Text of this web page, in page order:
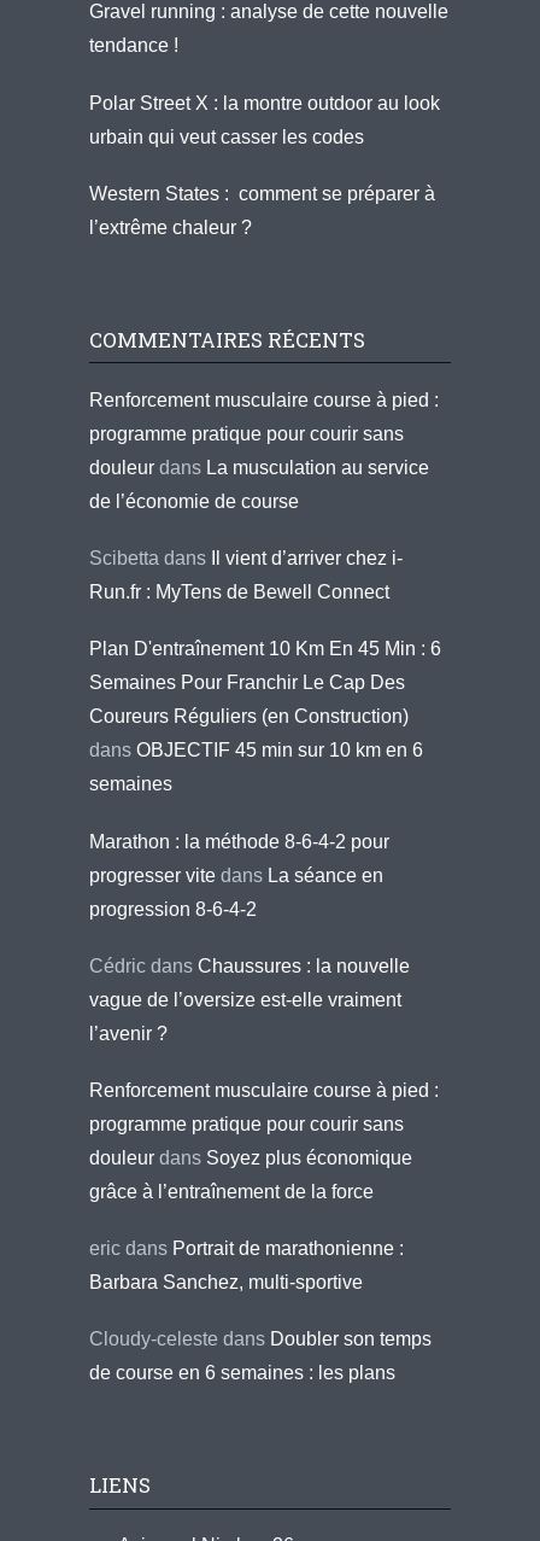
Gravel running : analyse de cette nouvelle
tendance !
Polar Street X : la montre outdoor au look
urbain qui veut casser les codes
Western States : comment se préparer à
l’extrême chaleur ?
COMMENTAIRES RÉCENTS
Renforcement musculaire course à pied :
programme pratique pour courir sans
douleur dans La musculation au service
de l’économie de course
Scibetta dans
Il vient d’arriver chez i-
Run.fr : MyTens de Bewell Connect
Plan D'entraînement 10 Km En 45 Min : 6
Semaines Pour Franchir Le Cap Des
Coureurs Réguliers (en Construction)
dans OBJECTIF 45 min sur 10 km en 6
semaines
Marathon : la méthode 8-6-4-2 pour
progresser vite dans La séance en
progression 8-6-4-2
Cédric dans Chaussures : la nouvelle
vague de l’oversize est-elle vraiment
l’avenir ?
Renforcement musculaire course à pied :
programme pratique pour courir sans
douleur dans Soyez plus économique
grâce à l’entraînement de la force
eric dans Portrait de marathonienne :
Barbara Sanchez, multi-sportive
Cloudy-celeste dans Doubler son temps
de course en 6 semaines : les plans
LIENS